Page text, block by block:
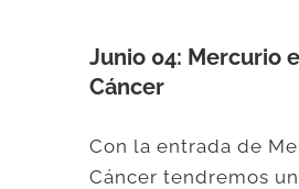
Junio 04: Mercurio
Cáncer
Con la entrada de
Cáncer tendremos